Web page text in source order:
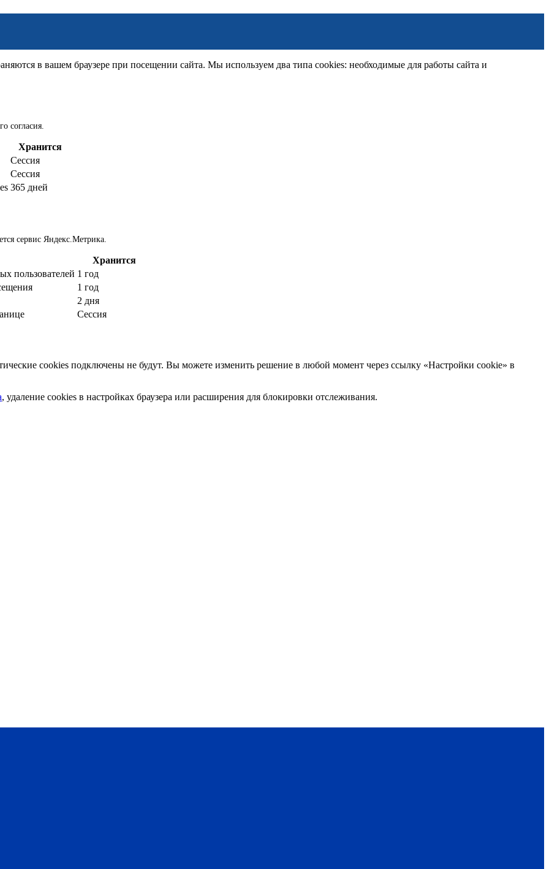
в вашем браузере при посещении сайта. Мы используем два типа cookies: необходимые для работы сайта и
согласия.
Хранится
Сессия
Сессия
365 дней
сервис Яндекс.Метрика.
Хранится
пользователей 1 год
1 год
2 дня
Сессия
cookies подключены не будут. Вы можете изменить решение в любой момент через ссылку «Настройки cookie» в
, удаление cookies в настройках браузера или расширения для блокировки отслеживания.